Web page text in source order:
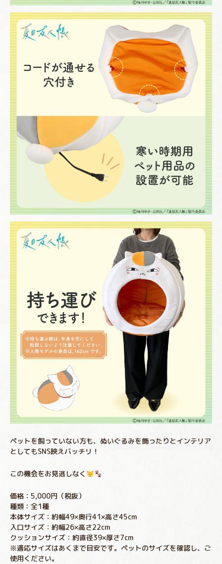
ペットを飼っていない方も、ぬいぐるみを飾ったりとインテリア
としてもSNS映えバッチリ！
この機会をお見逃しなく
価格：5,000円（税抜）
種類：全1種
本体サイズ：約幅49×奥行41×高さ45cm
入口サイズ：約幅26×高さ22cm
クッションサイズ：約直径39×厚さ7cm
※適応サイズはあくまで目安です。ペットのサイズを確認し、ご
使用ください。